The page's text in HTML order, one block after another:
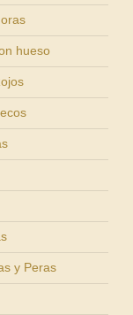
hueso
y Peras